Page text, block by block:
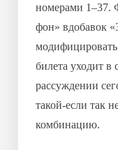
номерами 1–37.
фон» вдобавок
билета уходит
рассуждении
такой-если так
комбинацию.